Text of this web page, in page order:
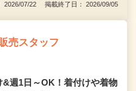
2026/07/22 掲載終了日： 2026/09/05
売スタッフ
&週1日～OK！着付けや着物